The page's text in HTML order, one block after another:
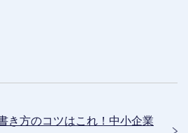
き方のコツはこれ！中小企業